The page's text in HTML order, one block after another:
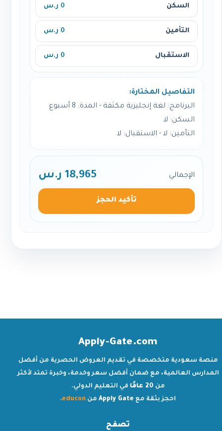
السكن 0 ر.س
التأمين 0 ر.س
الاستقبال 0 ر.س
التفاصيل المختارة:
البرنامج: لغة إنجليزية مكثفة - المدة: 8 أسبوع
السكن: لا
التأمين: لا - الاستقبال: لا
الإجمالي 18,965 ر.س
تأكيد الحجز
Apply-Gate.com
منصة سعودية متخصصة في تقديم العروض الحصرية من أفضل
المدارس العالمية، مع ضمان أفضل سعر وخدمة، وخبرة تمتد لأكثر
من 20 عامًا
في التعليم الدولي.
احجز بثقة مع Apply Gate من educon
.
تصفح